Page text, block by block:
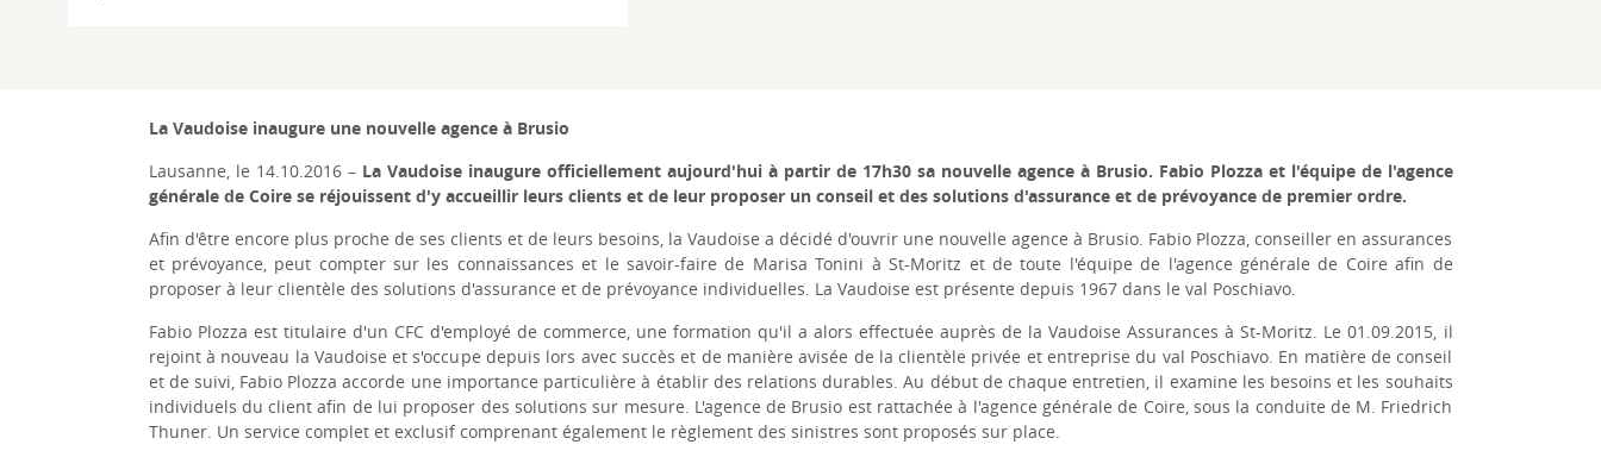
La Vaudoise inaugure une nouvelle agence à Brusio
Lausanne, le 14.10.2016 – La Vaudoise inaugure officiellement aujourd'hui à partir de 17h30 sa nouvelle agence à Brusio. Fabio Plozza et l'équipe de l'agence
générale de Coire se réjouissent d'y accueillir leurs clients et de leur proposer un conseil et des solutions d'assurance et de prévoyance de premier ordre.
Afin d'être encore plus proche de ses clients et de leurs besoins, la Vaudoise a décidé d'ouvrir une nouvelle agence à Brusio. Fabio Plozza, conseiller en assurances
et prévoyance, peut compter sur les connaissances et le savoir-faire de Marisa Tonini à St-Moritz et de toute l'équipe de l'agence générale de Coire afin de
proposer à leur clientèle des solutions d'assurance et de prévoyance individuelles. La Vaudoise est présente depuis 1967 dans le val Poschiavo.
Fabio Plozza est titulaire d'un CFC d'employé de commerce, une formation qu'il a alors effectuée auprès de la Vaudoise Assurances à St-Moritz. Le 01.09.2015, il
rejoint à nouveau la Vaudoise et s'occupe depuis lors avec succès et de manière avisée de la clientèle privée et entreprise du val Poschiavo. En matière de conseil
et de suivi, Fabio Plozza accorde une importance particulière à établir des relations durables. Au début de chaque entretien, il examine les besoins et les souhaits
individuels du client afin de lui proposer des solutions sur mesure. L'agence de Brusio est rattachée à l'agence générale de Coire, sous la conduite de M. Friedrich
Thuner. Un service complet et exclusif comprenant également le règlement des sinistres sont proposés sur place.